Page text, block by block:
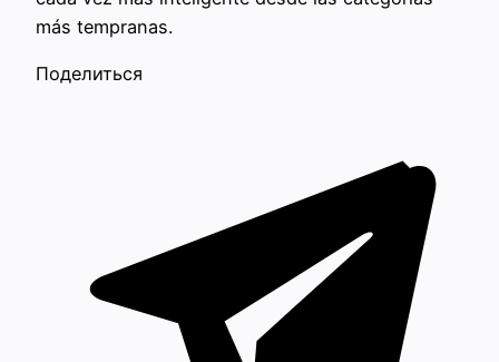
más tempranas.
Поделиться